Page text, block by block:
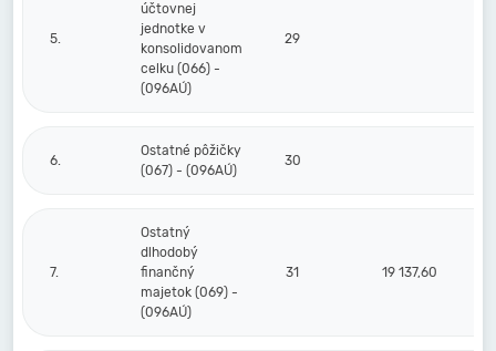
5.
účtovnej
jednotke v
konsolidovanom
celku (066) -
(096AÚ)
29
6.
Ostatné pôžičky
(067) - (096AÚ)
30
7.
Ostatný
dlhodobý
finančný
majetok (069) -
(096AÚ)
31 19 137,60